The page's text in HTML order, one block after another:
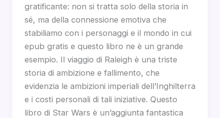
gratificante: non si tratta solo della storia in
sé, ma della connessione emotiva che
stabiliamo con i personaggi e il mondo in cui
epub gratis e questo libro ne è un grande
esempio. Il viaggio di Raleigh è una triste
storia di ambizione e fallimento, che
evidenzia le ambizioni imperiali dell’Inghilterra
e i costi personali di tali iniziative. Questo
libro di Star Wars è un’aggiunta fantastica